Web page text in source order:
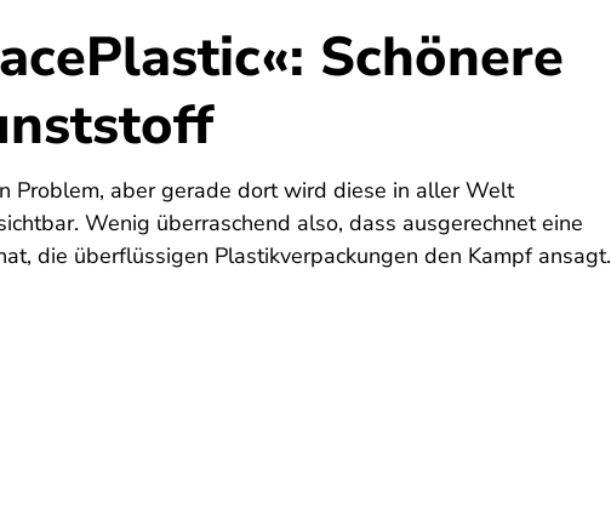
Schönere
Problem, aber gerade dort wird diese in aller Welt
Wenig überraschend also, dass ausgerechnet eine
die überflüssigen Plastikverpackungen den Kampf ansagt.